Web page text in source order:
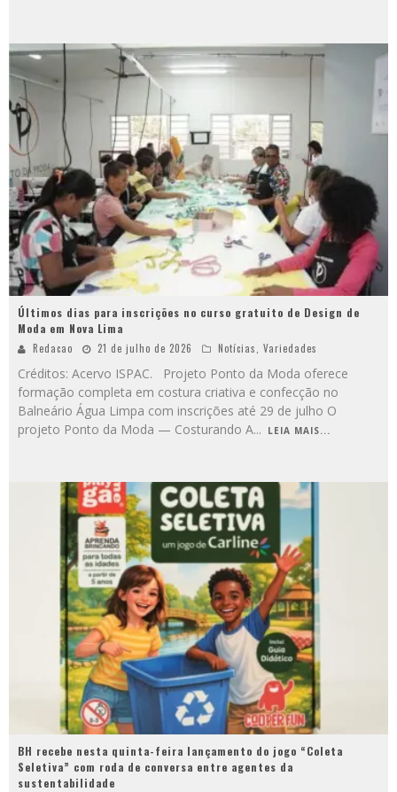
Últimos dias para inscrições no curso gratuito de Design de
Moda em Nova Lima
Redacao 21 de julho de 2026 Notícias Variedades
Créditos: Acervo ISPAC. Projeto Ponto da Moda oferece
formação completa em costura criativa e confecção no
Balneário Água Limpa com inscrições até 29 de julho O
projeto Ponto da Moda — Costurando A... LEIA MAIS...
BH recebe nesta quinta-feira lançamento do jogo “Coleta
Seletiva” com roda de conversa entre agentes da
sustentabilidade